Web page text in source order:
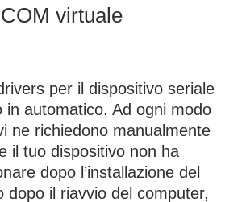
COM virtuale
per il dispositivo seriale
in automatico. Ad ogni modo
ne richiedono manualmente
il tuo dispositivo non ha
dopo l’installazione del
dopo il riavvio del computer,